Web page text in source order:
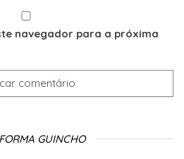
navegador para a próxima
GUINCHO